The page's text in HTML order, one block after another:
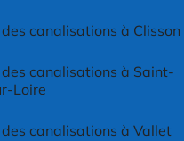
canalisations à Clisson
canalisations à Saint-
Loire
canalisations à Vallet